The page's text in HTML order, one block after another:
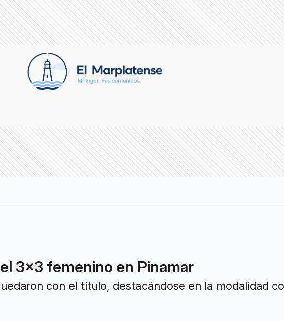
3x3 femenino en Pinamar
con el título, destacándose en la modalidad